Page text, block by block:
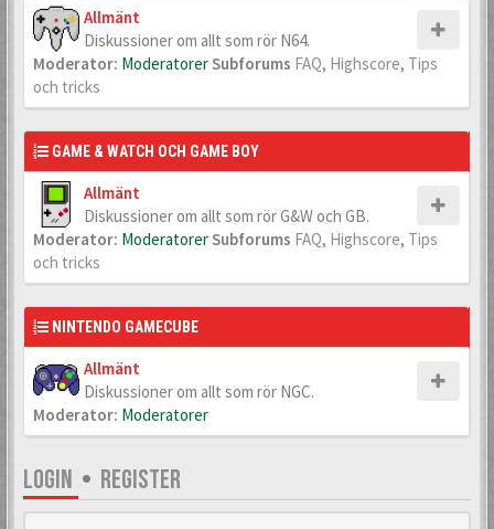
Allmänt
Diskussioner om allt som rör N64.
Moderator: ModeratorerSubforums FAQ, Highscore, Tips
och tricks
GAME & WATCH OCH GAME BOY
Allmänt
Diskussioner om allt som rör G&W och GB.
Moderator: ModeratorerSubforums FAQ, Highscore, Tips
och tricks
NINTENDO GAMECUBE
Allmänt
Diskussioner om allt som rör NGC.
Moderator: Moderatorer
LOGIN • REGISTER